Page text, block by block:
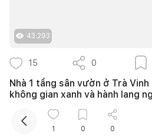
43.293
15 0
Nhà 1 tầng sân vườn ở Trà
không gian xanh và hành lang
1 0 0